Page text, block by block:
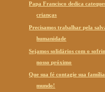
Papa Francisco dedica
crianças
Precisamos trabalhar pela
humanidade
Sejamos solidários com o
nosso próximo
Que sua fé contagie sua
mundo!